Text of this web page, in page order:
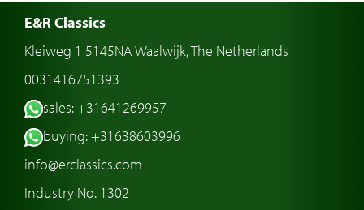
E&R Classics
Kleiweg 1 5145NA Waalwijk, The Netherlands
0031416751393
sales: +31641269957
buying: +31638603996
info@erclassics.com
Industry No. 1302